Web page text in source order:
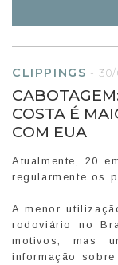
CLIPPINGS -
COSTA É
COM EUA
Atualmente, 20
regularmente os
A menor
rodoviário no
motivos, mas
informação